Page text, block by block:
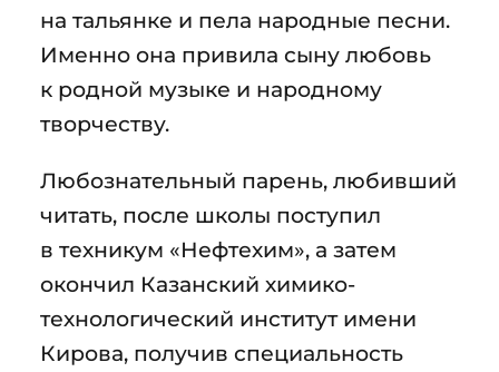
на тальянке и пела народные песни.
Именно она привила сыну любовь
к родной музыке и народному
творчеству.
Любознательный парень, любивший
читать, после школы поступил
в техникум «Нефтехим», а затем
окончил Казанский химико-
технологический институт имени
Кирова, получив специальность